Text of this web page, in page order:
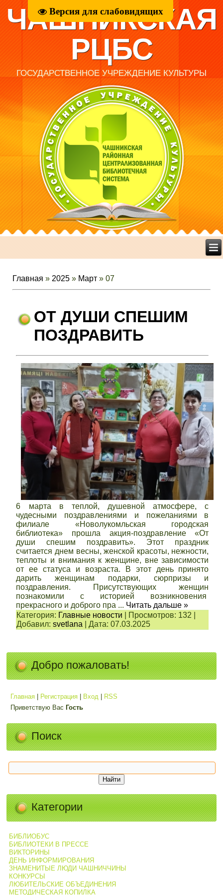
Версия для слабовидящих
ЧАШНИКСКАЯ
РЦБС
ГОСУДАРСТВЕННОЕ УЧРЕЖДЕНИЕ КУЛЬТУРЫ
Главная » 2025 » Март » 07
ОТ ДУШИ СПЕШИМ
ПОЗДРАВИТЬ
6 марта в теплой, душевной атмосфере, с
чудесными поздравлениями и пожеланиями в
филиале «Новолукомльская городская
библиотека» прошла акция-поздравление «От
души спешим поздравить». Этот праздник
считается днем весны, женской красоты, нежности,
теплоты и внимания к женщине, вне зависимости
от ее статуса и возраста. В этот день принято
дарить женщинам подарки, сюрпризы и
поздравления. Присутствующих женщин
познакомили с историей возникновения
прекрасного и доброго пра ... Читать дальше »
Категория: Главные новости Просмотров: 132
Добавил: svetlana |Дата: 07.03.2025
Добро пожаловать!
Главная Регистрация Вход
RSS
Приветствую Вас Гость
Поиск
Категории
БИБЛИОБУС
БИБЛИОТЕКИ В ПРЕССЕ
ВИКТОРИНЫ
ДЕНЬ ИНФОРМИРОВАНИЯ
ЗНАМЕНИТЫЕ ЛЮДИ ЧАШНИЧЧИНЫ
КОНКУРСЫ
ЛЮБИТЕЛЬСКИЕ ОБЪЕДИНЕНИЯ
МЕТОДИЧЕСКАЯ КОПИЛКА